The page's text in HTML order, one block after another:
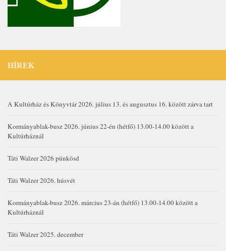
HÍREK
A Kultúrház és Könyvtár 2026. július 13. és augusztus 16. között zárva tart
Kormányablak-busz 2026. június 22-én (hétfő) 13.00-14.00 között a
Kultúrháznál
Táti Walzer 2026 pünkösd
Táti Walzer 2026. húsvét
Kormányablak-busz 2026. március 23-án (hétfő) 13.00-14.00 között a
Kultúrháznál
Táti Walzer 2025. december